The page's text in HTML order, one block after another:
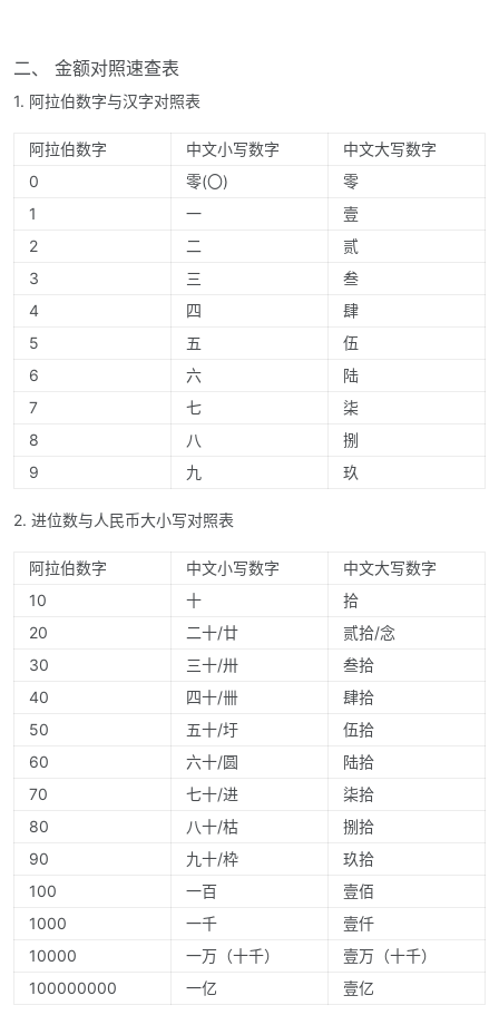
二、 金额对照速查表
1. 阿拉伯数字与汉字对照表
阿拉伯数字 中文小写数字
中文大写数字
0
零(〇)
零
1
一
壹
2
二
贰
3
三
叁
4
四
肆
5
五
伍
6
六
陆
7
七
柒
8
八
捌
9
九 玖
2. 进位数与人民币大小写对照表
阿拉伯数字 中文小写数字
中文大写数字
10
十
拾
20
二十/廿
贰拾/念
30
三十/卅
叁拾
40
四十/卌
肆拾
50
五十/圩
伍拾
60
六十/圆
陆拾
70
七十/进
柒拾
80
八十/枯
捌拾
90
九十/枠
玖拾
100
一百
壹佰
1000
一千
壹仟
10000
一万（十千）
壹万（十千）
100000000
一亿 壹亿